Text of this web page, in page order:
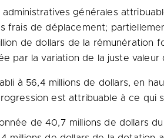
générales
frais de déplacement;
de dollars de la rémunération
par la variation de la juste
à 56,4 millions de dollars, en
est attribuable à ce qui
de 40,7 millions de dollars